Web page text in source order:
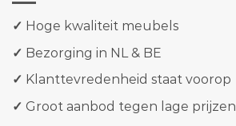
✓ Hoge kwaliteit meubels
✓ Bezorging in NL & BE
✓ Klanttevredenheid staat voorop
✓ Groot aanbod tegen lage prijzen